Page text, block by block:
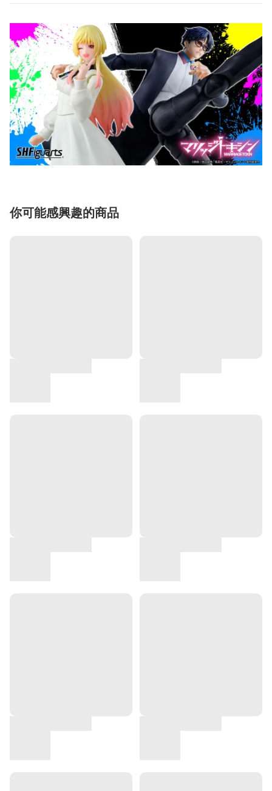
你可能感興趣的商品